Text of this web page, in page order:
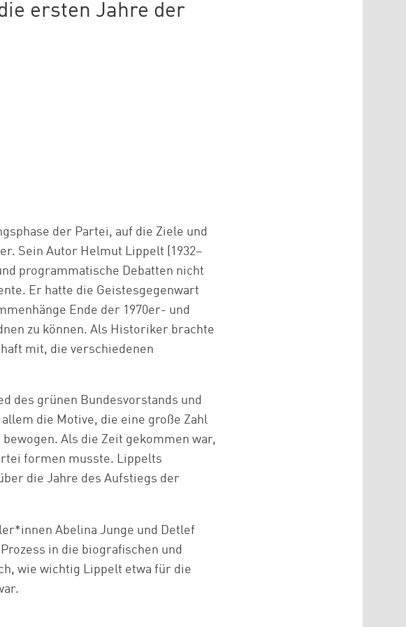
ersten Jahre der
der Partei, auf die Ziele und
Sein Autor Helmut Lippelt (1932–
programmatische Debatten nicht
Er hatte die Geistesgegenwart
Ende der 1970er- und
zu können. Als Historiker brachte
mit, die verschiedenen
des grünen Bundesvorstands und
die Motive, die eine große Zahl
Als die Zeit gekommen war,
formen musste. Lippelts
die Jahre des Aufstiegs der
Abelina Junge und Detlef
in die biografischen und
wie wichtig Lippelt etwa für die